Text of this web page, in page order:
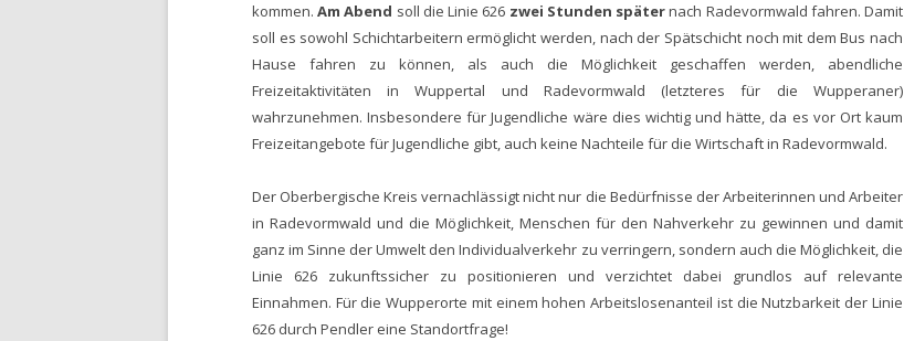
kommen.Am Abend soll die Linie 626 zwei Stunden späternach Radevormwald fahren. Damit
soll es sowohl Schichtarbeitern ermöglicht werden, nach der Spätschicht noch mit dem Bus nach
Hause fahren zu können, als auch die Möglichkeit geschaffen werden, abendliche
Freizeitaktivitäten in Wuppertal und Radevormwald (letzteres für die Wupperaner)
wahrzunehmen. Insbesondere für Jugendliche wäre dies wichtig und hätte, da es vor Ort kaum
Freizeitangebote für Jugendliche gibt, auch keine Nachteile für die Wirtschaft in Radevormwald.
Der Oberbergische Kreis vernachlässigt nicht nur die Bedürfnisse der Arbeiterinnen und Arbeiter
in Radevormwald und die Möglichkeit, Menschen für den Nahverkehr zu gewinnen und damit
ganz im Sinne der Umwelt den Individualverkehr zu verringern, sondern auch die Möglichkeit, die
Linie 626 zukunftssicher zu positionieren und verzichtet dabei grundlos auf relevante
Einnahmen. Für die Wupperorte mit einem hohen Arbeitslosenanteil ist die Nutzbarkeit der Linie
626 durch Pendler eine Standortfrage!